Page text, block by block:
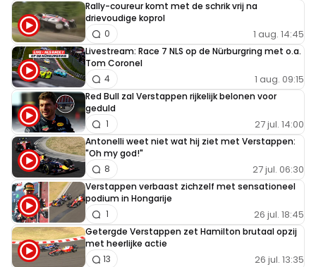
moedwillig wil trollen maar dan verdien je
dezelfde voornaam als Brown.
Mariolo_
17 mei 2024 17:17
Dus wanneer iemand zich aan de deltatijd houdt mag
hij op de racelijn blijven rijden? Goh...dat wist ik niet.
Weer wat geleerd.
Wilard
17 mei 2024 21:53
HAM zat in een bocht waar geen ruimte was.
Rally-coureur komt met de schrik vrij na
drievoudige koprol
1 aug. 14:45
0
Livestream: Race 7 NLS op de Nürburgring met o.a.
Tom Coronel
1 aug. 09:15
4
Red Bull zal Verstappen rijkelijk belonen voor
geduld
27 jul. 14:00
1
Antonelli weet niet wat hij ziet met Verstappen:
"Oh my god!"
27 jul. 06:30
8
Verstappen verbaast zichzelf met sensationeel
podium in Hongarije
26 jul. 18:45
1
Getergde Verstappen zet Hamilton brutaal opzij
met heerlijke actie
26 jul. 13:35
13